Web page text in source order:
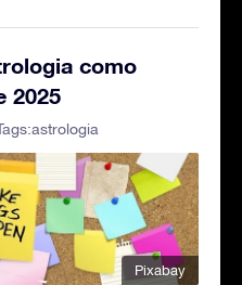
como
2025
astrologia
Pixabay